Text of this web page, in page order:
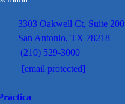
3303 Oakwell Ct, Suite 200
San Antonio, TX 78218
(210) 529-3000
[email protected]